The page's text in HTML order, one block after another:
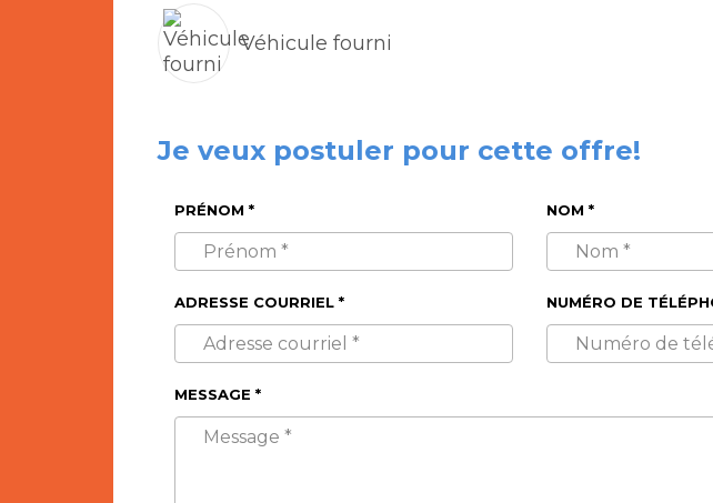
Véhicule fourni
Je veux postuler pour cette offre!
PRÉNOM * NOM *
ADRESSE COURRIEL * NUMÉRO DE
MESSAGE *